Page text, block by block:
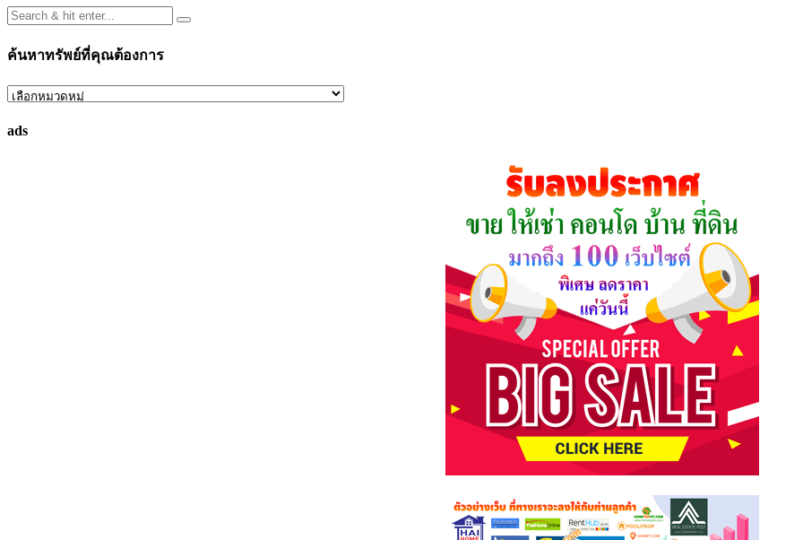
ค้นหาทรัพย์ที่คุณต้องการ
ค้นหา
ที่
ads